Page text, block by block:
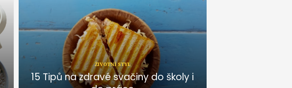
ŽIVOTNÍ STYL
15 Tipů na zdravé svačiny do školy i